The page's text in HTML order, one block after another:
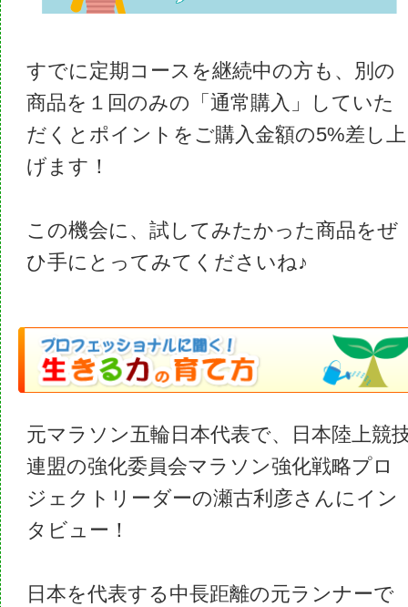
すでに定期コースを継続中の方も、別の
商品を１回のみの「通常購入」していた
だくとポイントをご購入金額の5%差し上
げます！
この機会に、試してみたかった商品をぜ
ひ手にとってみてくださいね♪
元マラソン五輪日本代表で、日本陸上競
連盟の強化委員会マラソン強化戦略プロ
ジェクトリーダーの瀬古利彦さんにイン
タビュー！
日本を代表する中長距離の元ランナーで